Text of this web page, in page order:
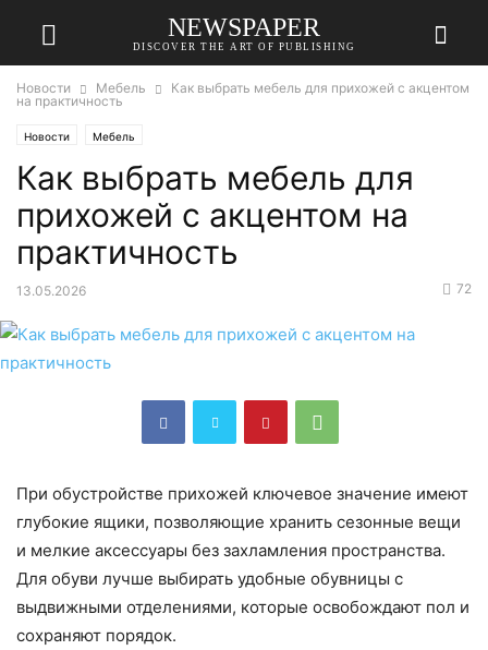
NEWSPAPER
DISCOVER THE ART OF PUBLISHING
Новости Мебель
Как выбрать мебель для прихожей с акцентом
на практичность
Новости Мебель
Как выбрать мебель для
прихожей с акцентом на
практичность
13.05.2026 72
При обустройстве прихожей ключевое значение имеют
глубокие ящики, позволяющие хранить сезонные вещи
и мелкие аксессуары без захламления пространства.
Для обуви лучше выбирать удобные обувницы с
выдвижными отделениями, которые освобождают пол и
сохраняют порядок.